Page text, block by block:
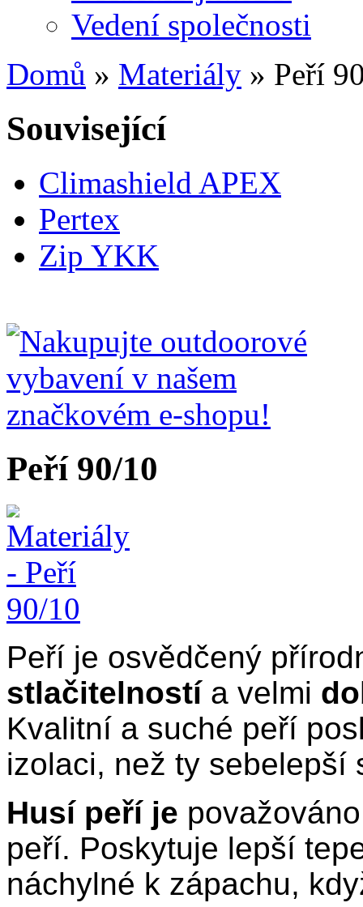
Vedení společnosti
Domů » Materiály » Peří
Související
Climashield APEX
Pertex
Zip YKK
Peří 90/10
Peří je osvědčený
stlačitelností a velmi
Kvalitní a suché peří
izolaci, než ty sebelepší
Husí peří je
peří. Poskytuje lepší
náchylné k zápachu,